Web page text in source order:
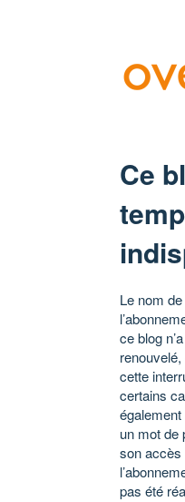
Ce
Le nom
ce blog
cette
certains
un mot de
son accès
pas été